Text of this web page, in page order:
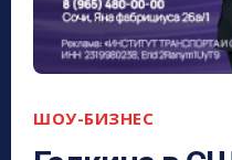
ШОУ-БИЗНЕС